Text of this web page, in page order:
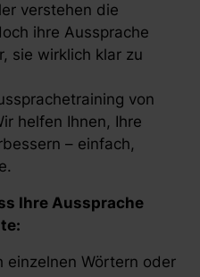
verstehen die
ihre Aussprache
sie wirklich klar zu
von
helfen Ihnen, Ihre
– einfach,
Ihre Aussprache
einzelnen Wörtern oder